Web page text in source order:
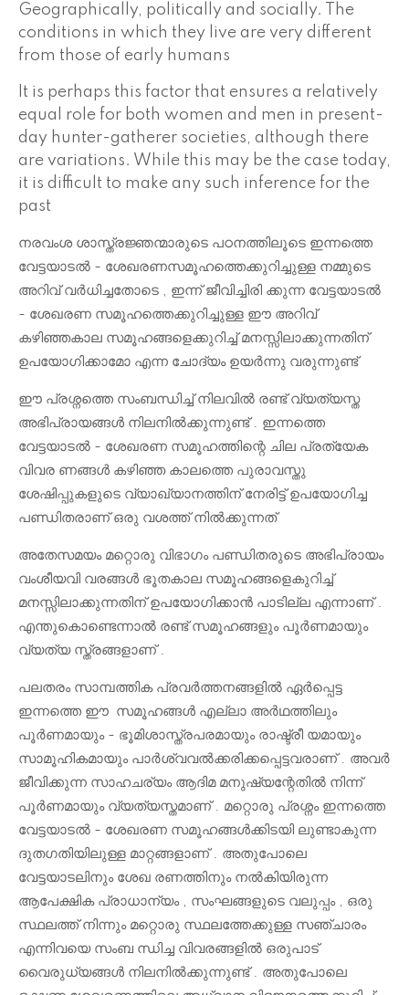
Geographically, politically and socially. The
conditions in which they live are very different
from those of early humans
It is perhaps this factor that ensures a relatively
equal role for both women and men in present-
day hunter-gatherer societies, although there
are variations. While this may be the case today,
it is difficult to make any such inference for the
past
നരവംശ ശാസ്ത്രജ്ഞന്മാരുടെ പഠനത്തിലൂടെ ഇന്നത്തെ
വേട്ടയാടൽ - ശേഖരണസമൂഹത്തെക്കുറിച്ചുള്ള നമ്മുടെ
അറിവ് വർധിച്ചതോടെ , ഇന്ന് ജീവിച്ചിരി ക്കുന്ന വേട്ടയാടൽ
- ശേഖരണ സമൂഹത്തെക്കുറിച്ചുള്ള ഈ അറിവ്
കഴിഞ്ഞകാല സമൂഹങ്ങളെക്കുറിച്ച് മനസ്സിലാക്കുന്നതിന്
ഉപയോഗിക്കാമോ എന്ന ചോദ്യം ഉയർന്നു വരുന്നുണ്ട്
ഈ പ്രശ്നത്തെ സംബന്ധിച്ച് നിലവിൽ രണ്ട് വ്യത്യസ്ത
അഭിപ്രായങ്ങൾ നിലനിൽക്കുന്നുണ്ട് . ഇന്നത്തെ
വേട്ടയാടൽ - ശേഖരണ സമൂഹത്തിന്റെ ചില പ്രത്യേക
വിവര ണങ്ങൾ കഴിഞ്ഞ കാലത്തെ പുരാവസ്തു
ശേഷിപ്പുകളുടെ വ്യാഖ്യാനത്തിന് നേരിട്ട് ഉപയോഗിച്ച
പണ്ഡിതരാണ് ഒരു വശത്ത് നിൽക്കുന്നത്
അതേസമയം മറ്റൊരു വിഭാഗം പണ്ഡിതരുടെ അഭിപ്രായം
വംശീയവി വരങ്ങൾ ഭൂതകാല സമൂഹങ്ങളെകുറിച്ച്
മനസ്സിലാക്കുന്നതിന് ഉപയോഗിക്കാൻ പാടില്ല എന്നാണ് .
എന്തുകൊണ്ടെന്നാൽ രണ്ട് സമൂഹങ്ങളും പൂർണമായും
വ്യത്യ സ്ത്രങ്ങളാണ് .
പലതരം സാമ്പത്തിക പ്രവർത്തനങ്ങളിൽ ഏർപ്പെട്ട
ഇന്നത്തെ ഈ സമൂഹങ്ങൾ എല്ലാ അർഥത്തിലും
പൂർണമായും - ഭൂമിശാസ്ത്രപരമായും രാഷ്ട്രീ യമായും
സാമൂഹികമായും പാർശ്വവൽക്കരിക്കപ്പെട്ടവരാണ് . അവർ
ജീവിക്കുന്ന സാഹചര്യം ആദിമ മനുഷ്യന്റേതിൽ നിന്ന്
പൂർണമായും വ്യത്യസ്തമാണ് . മറ്റൊരു പ്രശ്നം ഇന്നത്തെ
വേട്ടയാടൽ - ശേഖരണ സമൂഹങ്ങൾക്കിടയി ലുണ്ടാകുന്ന
ദുതഗതിയിലുള്ള മാറ്റങ്ങളാണ് . അതുപോലെ
വേട്ടയാടലിനും ശേഖ രണത്തിനും നൽകിയിരുന്ന
ആപേക്ഷിക പ്രാധാന്യം , സംഘങ്ങളുടെ വലുപ്പം , ഒരു
സ്ഥലത്ത് നിന്നും മറ്റൊരു സ്ഥലത്തേക്കുള്ള സഞ്ചാരം
എന്നിവയെ സംബ ന്ധിച്ച വിവരങ്ങളിൽ ഒരുപാട്
വൈരുധ്യങ്ങൾ നിലനിൽക്കുന്നുണ്ട് . അതുപോലെ